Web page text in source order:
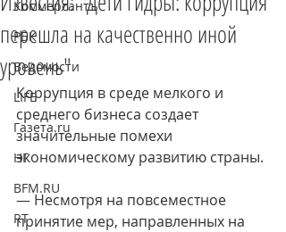
Коммерсантъ
РБК
Ведомости
LIFE
Газета.ru
НГ
BFM.RU
RT
перешла на качественно иной
уровень"
Коррупция в среде мелкого и
среднего бизнеса создает
значительные помехи
экономическому развитию страны.
— Несмотря на повсеместное
принятие мер, направленных на